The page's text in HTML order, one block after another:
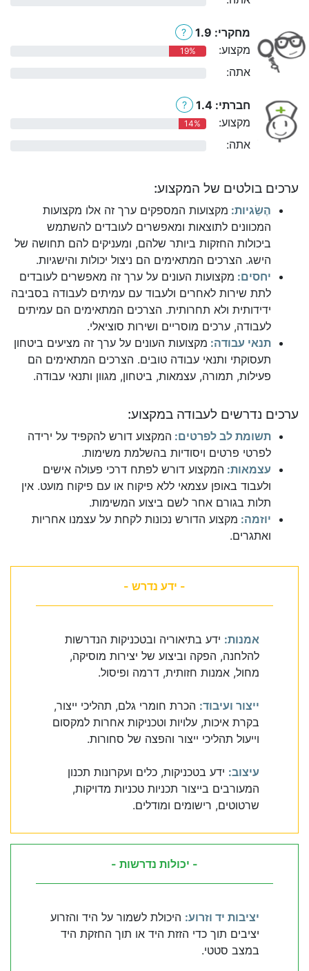
מחקרי: 1.9 ?
מקצוע: 19%
אתה:
חברתי: 1.4 ?
מקצוע: 14%
אתה:
ערכים בולטים של המקצוע:
הֶשֵׂגיות: מקצועות המספקים ערך זה אלו מקצועות
המכוונים לתוצאות ומאפשרים לעובדים להשתמש
ביכולות החזקות ביותר שלהם, ומעניקים להם תחושה של
הישג. הצרכים המתאימים הם ניצול יכולות והישגיות.
יחסים: מקצועות העונים על ערך זה מאפשרים לעובדים
לתת שירות לאחרים ולעבוד עם עמיתים לעבודה בסביבה
ידידותית ולא תחרותית. הצרכים המתאימים הם עמיתים
לעבודה, ערכים מוסריים ושירות סוציאלי.
תנאי עבודה: מקצועות העונים על ערך זה מציעים ביטחון
תעסוקתי ותנאי עבודה טובים. הצרכים המתאימים הם
פעילות, תמורה, עצמאות, ביטחון, מגוון ותנאי עבודה.
ערכים נדרשים לעבודה במקצוע:
תשומת לב לפרטים: המקצוע דורש להקפיד על ירידה
לפרטי פרטים ויסודיות בהשלמת משימות.
עצמאות: המקצוע דורש לפתח דרכי פעולה אישים
ולעבוד באופן עצמאי ללא פיקוח או עם פיקוח מועט. אין
תלות בגורם אחר לשם ביצוע המשימות.
יוזמה: מקצוע הדורש נכונות לקחת על עצמנו אחריות
ואתגרים.
- ידע נדרש -
אמנות: ידע בתיאוריה ובטכניקות הנדרשות
להלחנה, הפקה וביצוע של יצירות מוסיקה,
מחול, אמנות חזותית, דרמה ופיסול.
ייצור ועיבוד: הכרת חומרי גלם, תהליכי ייצור,
בקרת איכות, עלויות וטכניקות אחרות למקסום
וייעול תהליכי ייצור והפצה של סחורות.
עיצוב: ידע בטכניקות, כלים ועקרונות תכנון
המעורבים בייצור תכניות טכניות מדויקות,
שרטוטים, רישומים ומודלים.
- יכולות נדרשות -
יציבות יד וזרוע: היכולת לשמור על היד והזרוע
יציבים תוך כדי הזזת היד או תוך החזקת היד
במצב סטטי.